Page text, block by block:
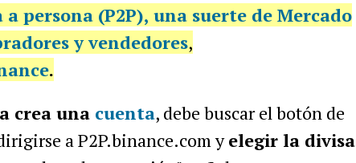
persona(P2P), una suerte de Mercado
y vendedores,
.
crea una cuenta, debe buscar el botón de
a P2P.binance.com yelegir la divisa